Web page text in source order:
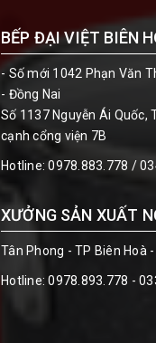
BẾP ĐẠI VIỆT BIÊN
- Số mới 1042 Phạn Văn
- Đồng Nai
Số 1137 Nguyễn Ái Quốc,
cạnh cổng viện 7B
Hotline:0978.883.778 /
XƯỞNG SẢN XUẤT
Tân Phong - TP Biên Hoà
Hotline:0978.893.778 -